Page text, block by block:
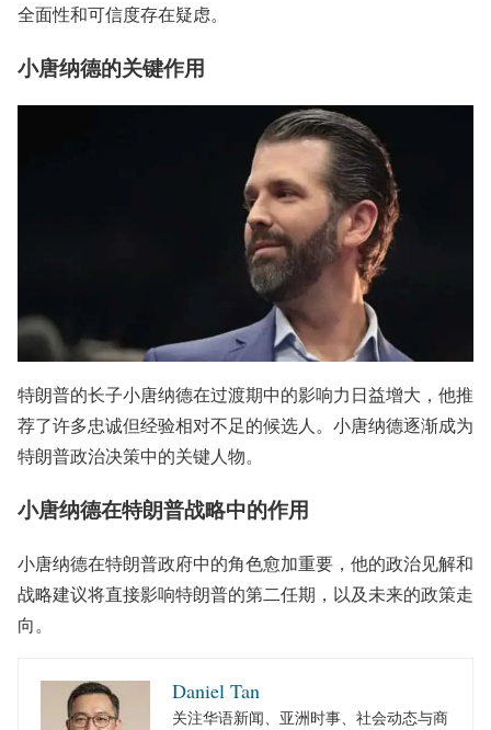
全面性和可信度存在疑虑。
小唐纳德的关键作用
特朗普的长子小唐纳德在过渡期中的影响力日益增大，他推
荐了许多忠诚但经验相对不足的候选人。小唐纳德逐渐成为
特朗普政治决策中的关键人物。
小唐纳德在特朗普战略中的作用
小唐纳德在特朗普政府中的角色愈加重要，他的政治见解和
战略建议将直接影响特朗普的第二任期，以及未来的政策走
向。
Daniel Tan
关注华语新闻、亚洲时事、社会动态与商